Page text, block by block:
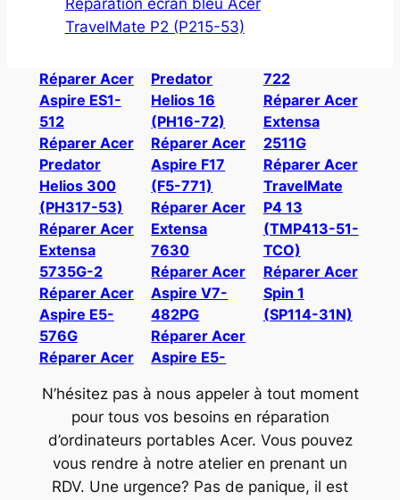
TravelMate P2 (P215-53)
Réparer Acer
Aspire ES1-
512
Réparer Acer
Predator
Helios 300
(PH317-53)
Réparer Acer
Extensa
5735G-2
Réparer Acer
Aspire E5-
576G
Réparer Acer
Predator
Helios 16
(PH16-72)
Réparer Acer
Aspire F17
(F5-771)
Réparer Acer
Extensa
7630
Réparer Acer
Aspire V7-
482PG
Réparer Acer
Aspire E5-
722
Réparer Acer
Extensa
2511G
Réparer Acer
TravelMate
P4 13
(TMP413-51-
TCO)
Réparer Acer
Spin 1
(SP114-31N)
N’hésitez pas à nous appeler à tout moment
pour tous vos besoins en réparation
d’ordinateurs portables Acer. Vous pouvez
vous rendre à notre atelier en prenant un
RDV. Une urgence? Pas de panique, il est